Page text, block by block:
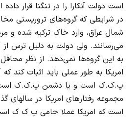
است دولت آنکارا را در تنگنا قرار
در شرایطی که گروه‌های تروریستی
شمال عراق، وارد خاک ترکیه شده و
می‌رسانند. ولی دولت به دلیل ترس از
به این گروه‌ها نمی‌دهد. از نظر
امریکا به طور عملی باید اثبات کند
پ.ک.ک است و یا دشمن پ.ک.ک است
مجموعه رفتارهای امریکا در سالهای
است که امریکا عملا حامی پ ک ک